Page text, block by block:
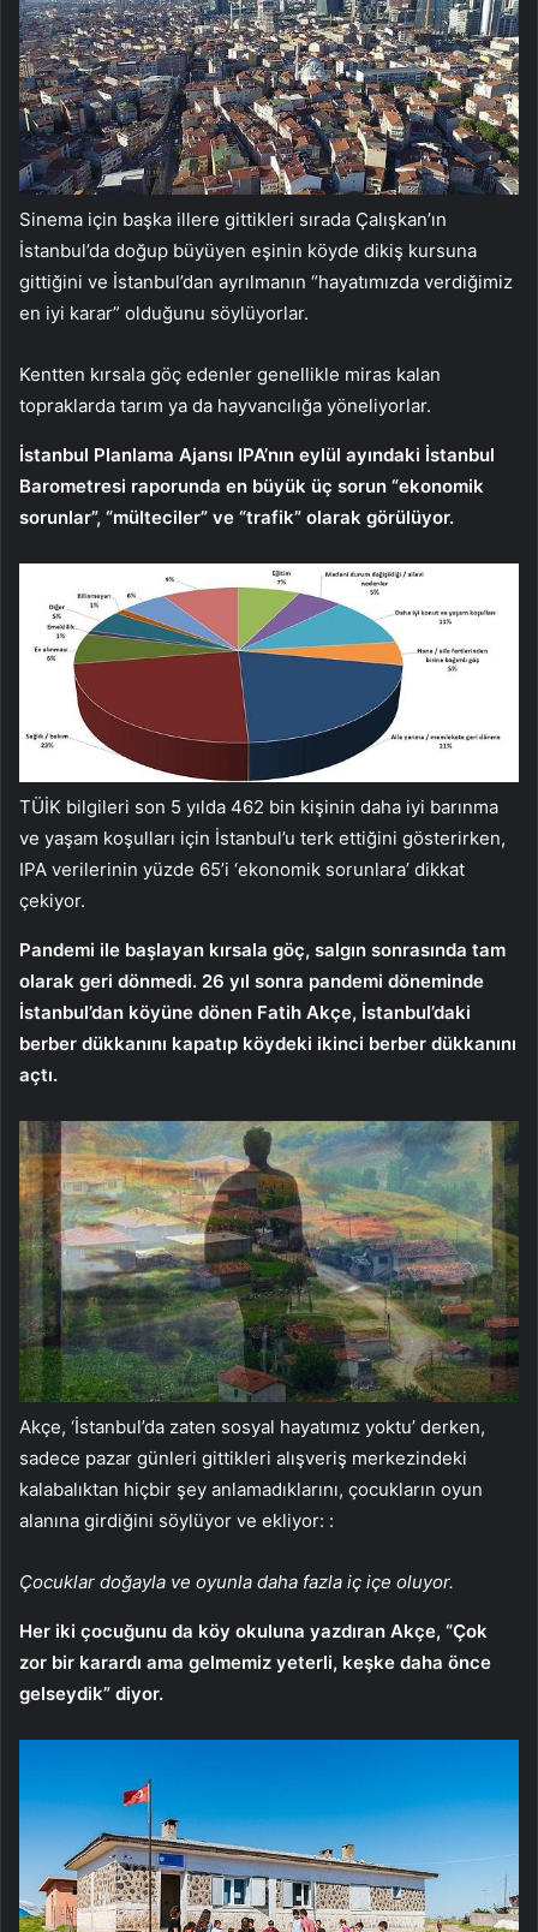
Sinema için başka illere gittikleri sırada Çalışkan’ın
İstanbul’da doğup büyüyen eşinin köyde dikiş kursuna
gittiğini ve İstanbul’dan ayrılmanın “hayatımızda verdiğimiz
en iyi karar” olduğunu söylüyorlar.
Kentten kırsala göç edenler genellikle miras kalan
topraklarda tarım ya da hayvancılığa yöneliyorlar.
İstanbul Planlama Ajansı IPA’nın eylül ayındaki İstanbul
Barometresi raporunda en büyük üç sorun “ekonomik
sorunlar”, “mülteciler” ve “trafik” olarak görülüyor.
TÜİK bilgileri son 5 yılda 462 bin kişinin daha iyi barınma
ve yaşam koşulları için İstanbul’u terk ettiğini gösterirken,
IPA verilerinin yüzde 65’i ‘ekonomik sorunlara’ dikkat
çekiyor.
Pandemi ile başlayan kırsala göç, salgın sonrasında tam
olarak geri dönmedi. 26 yıl sonra pandemi döneminde
İstanbul’dan köyüne dönen Fatih Akçe, İstanbul’daki
berber dükkanını kapatıp köydeki ikinci berber dükkanını
açtı.
Akçe, ‘İstanbul’da zaten sosyal hayatımız yoktu’ derken,
sadece pazar günleri gittikleri alışveriş merkezindeki
kalabalıktan hiçbir şey anlamadıklarını, çocukların oyun
alanına girdiğini söylüyor ve ekliyor: :
Çocuklar doğayla ve oyunla daha fazla iç içe oluyor.
Her iki çocuğunu da köy okuluna yazdıran Akçe, “Çok
zor bir karardı ama gelmemiz yeterli, keşke daha önce
gelseydik” diyor.